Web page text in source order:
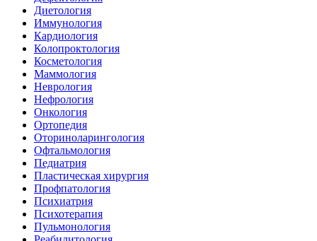
Диетология
Иммунология
Кардиология
Колопроктология
Косметология
Маммология
Неврология
Нефрология
Онкология
Ортопедия
Оториноларингология
Офтальмология
Педиатрия
Пластическая хирургия
Профпатология
Психиатрия
Психотерапия
Пульмонология